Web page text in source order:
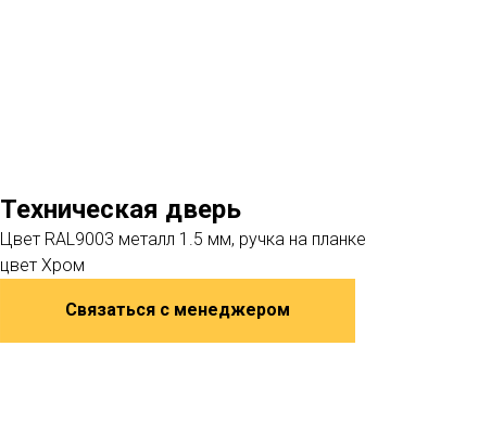
Техническая дверь
Цвет RAL9003 металл 1.5 мм, ручка на планке
цвет Хром
Связаться с менеджером